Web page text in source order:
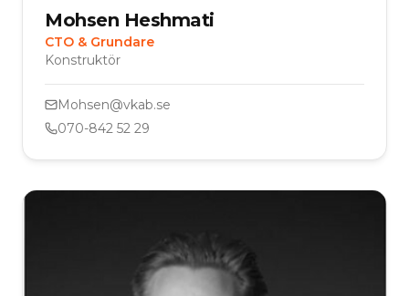
Mohsen Heshmati
CTO & Grundare
Konstruktör
Mohsen@vkab.se
070-842 52 29